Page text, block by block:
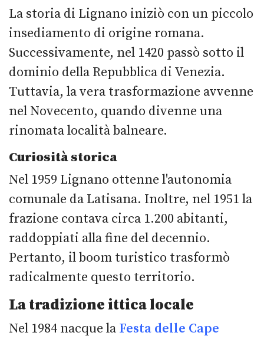
La storia di Lignano iniziò con un piccolo
insediamento di origine romana.
Successivamente, nel 1420 passò sotto il
dominio della Repubblica di Venezia.
Tuttavia, la vera trasformazione avvenne
nel Novecento, quando divenne una
rinomata località balneare.
Curiosità storica
Nel 1959 Lignano ottenne l'autonomia
comunale da Latisana. Inoltre, nel 1951 la
frazione contava circa 1.200 abitanti,
raddoppiati alla fine del decennio.
Pertanto, il boom turistico trasformò
radicalmente questo territorio.
La tradizione ittica locale
Nel 1984 nacque la Festa delle Cape